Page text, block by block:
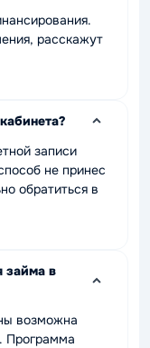
расскажут
записи
не принес
обратиться в
займа в
возможна
Программа